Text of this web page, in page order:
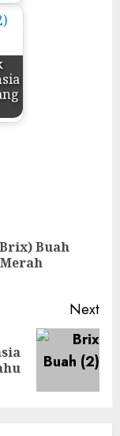
Buah
Next